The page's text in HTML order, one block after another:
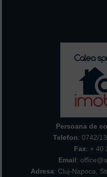
Persoana de
Telefon: 0742/
Fax: + 40
Email:
Adresa: Cluj-Napoca,